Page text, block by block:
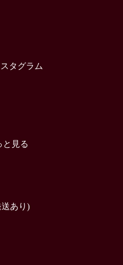
タグラム
と見る
あり)